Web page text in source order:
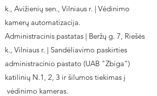
k., Avižienių sen., Vilniaus r. | Vėdinimo
kamerų automatizacija.
Administracinis pastatas | Beržų g. 7, Riešės
k., Vilniaus r. | Sandėliavimo paskirties
administracinio pastato (UAB "Zbiga")
katilinių N.1, 2, 3 ir šilumos tiekimas į
vėdinimo kameras.